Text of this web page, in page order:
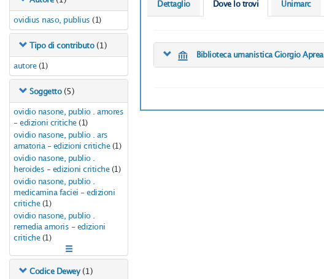
ovidius naso, publius (1)
Tipo di contributo (1)
autore (1)
Soggetto (5)
ovidio nasone, publio . amores
- edizioni critiche (1)
ovidio nasone, publio . ars
amatoria - edizioni critiche (1)
ovidio nasone, publio .
heroides - edizioni critiche (1)
ovidio nasone, publio .
medicamina faciei - edizioni
critiche (1)
ovidio nasone, publio .
remedia amoris - edizioni
critiche (1)
Codice Dewey (1)
Dettaglio Dove lo trovi Unimarc
Biblioteca umanistica Giorgio Aprea